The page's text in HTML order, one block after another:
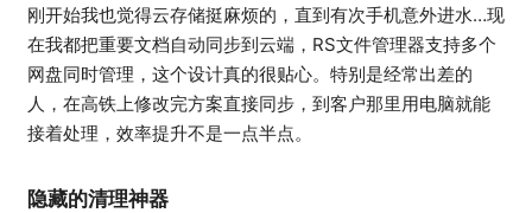
刚开始我也觉得云存储挺麻烦的，直到有次手机意外进水…现
在我都把重要文档自动同步到云端，RS文件管理器支持多个
网盘同时管理，这个设计真的很贴心。特别是经常出差的
人，在高铁上修改完方案直接同步，到客户那里用电脑就能
接着处理，效率提升不是一点半点。
隐藏的清理神器